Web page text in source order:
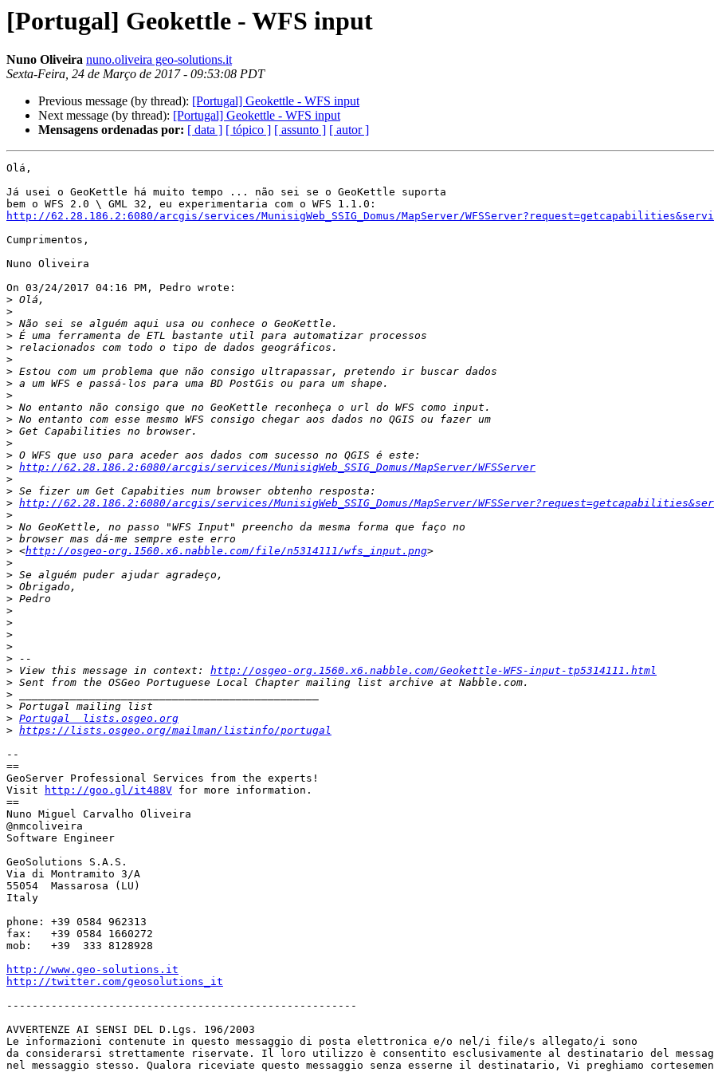
[Portugal] Geokettle - WFS input
Nuno Oliveira nuno.oliveira geo-solutions.it
Sexta-Feira, 24 de Março de 2017 - 09:53:08 PDT
Previous message (by thread): [Portugal] Geokettle - WFS input
Next message (by thread): [Portugal] Geokettle - WFS input
Mensagens ordenadas por: [ data ] [ tópico ] [ assunto ] [ autor ]
Olá,
Já usei o GeoKettle há muito tempo ... não sei se o GeoKettle suporta
http://62.28.186.2:6080/arcgis/services/MunisigWeb_SSIG_Domus/MapServer/
Cumprimentos,
Nuno Oliveira
On 03/24/2017 04:16 PM, Pedro wrote:
>
>
>
>
>
>
>
>
>
>
>
>
>
>
> http://62.28.186.2:6080/arcgis/services/MunisigWeb_SSIG_Domus/MapServer/WFSServer
>
>
> http://62.28.186.2:6080/arcgis/services/MunisigWeb_SSIG_Domus/MapServer/
>
>
>
> <http://osgeo-org.1560.x6.nabble.com/file/n5314111/wfs_input.png
>
>
>
>
>
>
>
>
>
> View this message in context: http://osgeo-org.1560.x6.nabble.com/Geokettle-WFS-input-tp5314111.html
>
>
>
> Portugal  lists.osgeo.org
> https://lists.osgeo.org/mailman/listinfo/portugal
--
==
GeoServer Professional Services from the experts!
Visit
http://goo.gl/it488V for more information.
==
Nuno Miguel Carvalho Oliveira
@nmcoliveira
Software Engineer
GeoSolutions S.A.S.
Via di Montramito 3/A
55054  Massarosa (LU)
Italy
phone: +39 0584 962313
fax:   +39 0584 1660272
mob:   +39  333 8128928
http://www.geo-solutions.it
http://twitter.com/geosolutions_it
-------------------------------------------------------
AVVERTENZE AI SENSI DEL D.Lgs. 196/2003
Le informazioni contenute in questo messaggio di posta elettronica e/o nel/i file/s allegato/i sono
da considerarsi strettamente riservate. Il loro utilizzo è consentito esclusivamente al destinatario del
nel messaggio stesso. Qualora riceviate questo messaggio senza esserne il destinatario, Vi preghiamo